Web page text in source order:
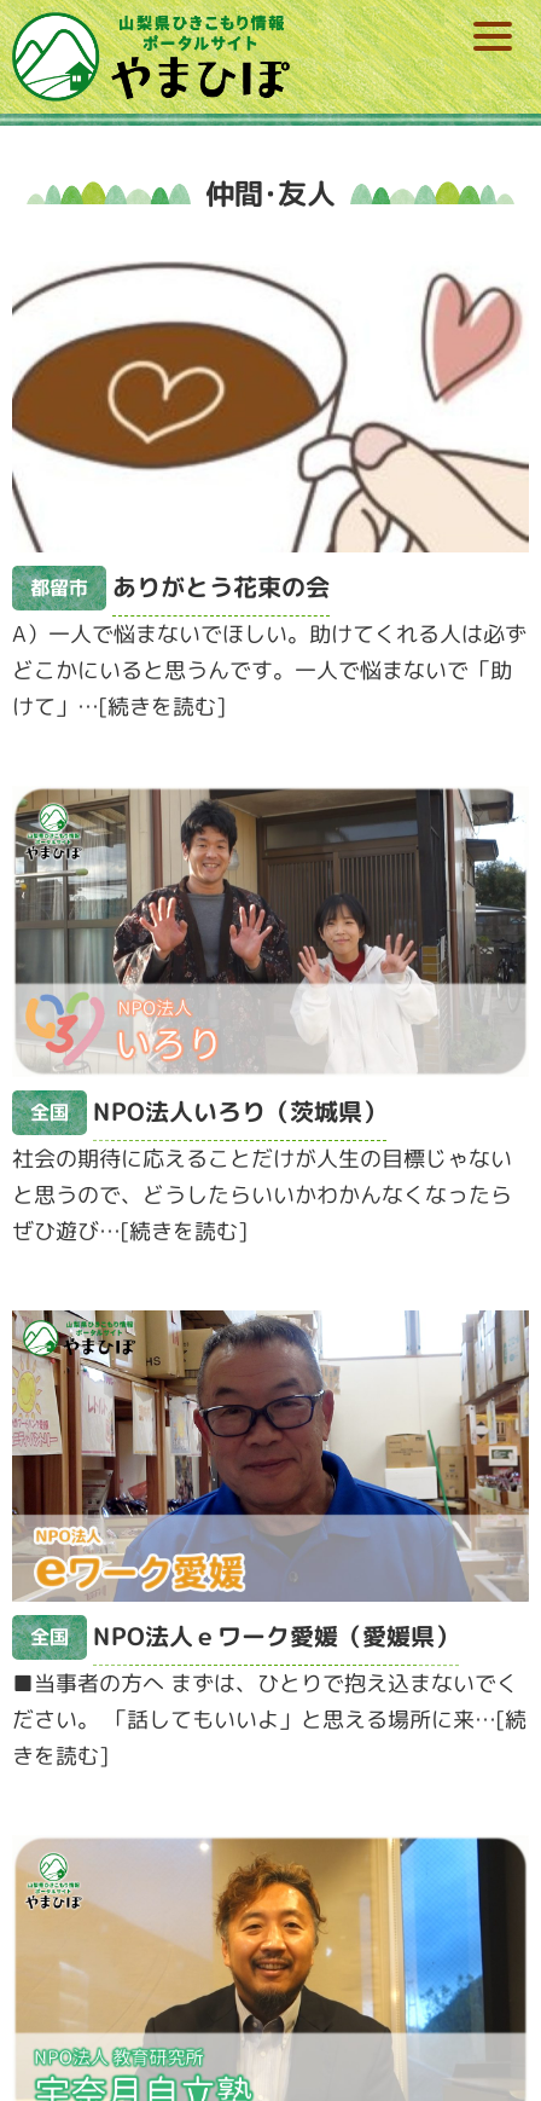
仲間･友人
都留市 ありがとう花束の会
A）一人で悩まないでほしい。助けてくれる人は必ず
どこかにいると思うんです。一人で悩まないで「助
けて」…[続きを読む]
全国 NPO法人いろり（茨城県）
社会の期待に応えることだけが人生の目標じゃない
と思うので、どうしたらいいかわかんなくなったら
ぜひ遊び…[続きを読む]
全国 NPO法人ｅワーク愛媛（愛媛県）
■当事者の方へ まずは、ひとりで抱え込まないでく
ださい。 「話してもいいよ」と思える場所に来…[続
きを読む]